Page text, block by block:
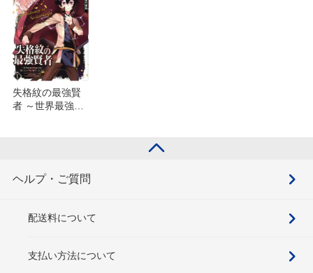
失格紋の最強賢
者 ～世界最強の
ヘルプ・ご質問
配送料について
支払い方法について